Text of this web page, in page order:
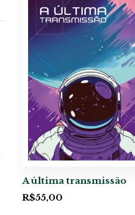
A última transmissão
R$55,00